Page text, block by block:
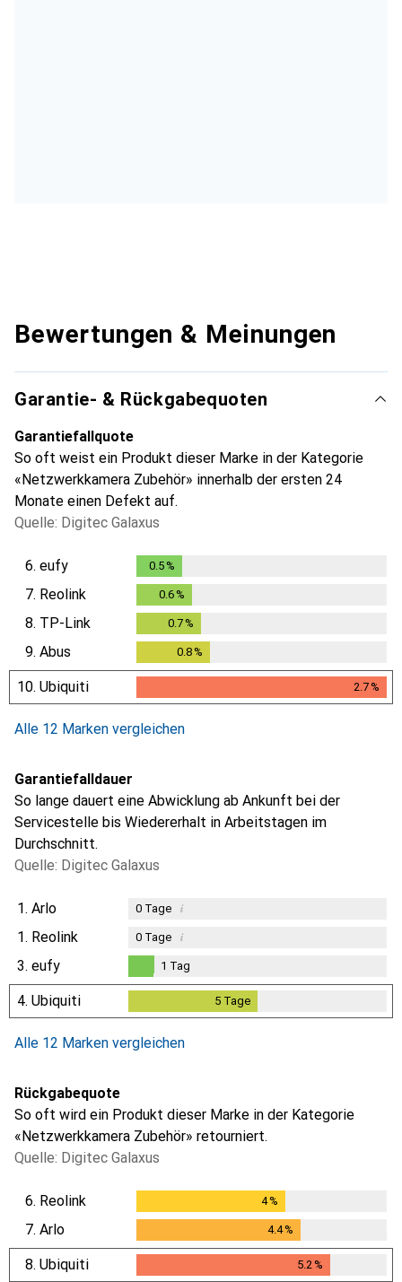
Bewertungen & Meinungen
Garantie- & Rückgabequoten
Garantiefallquote
So oft weist ein Produkt dieser Marke in der Kategorie
«Netzwerkkamera Zubehör» innerhalb der ersten 24
Monate einen Defekt auf.
Quelle: Digitec Galaxus
6. eufy 0.5 %
7. Reolink 0.6%
8. TP-Link 0.7%
9. Abus 0.8 %
10. Ubiquiti 2.7%
2.7%
Alle 12 Marken vergleichen
Garantiefalldauer
So lange dauert eine Abwicklung ab Ankunft bei der
Servicestelle bis Wiedererhalt in Arbeitstagen im
Durchschnitt.
Quelle: Digitec Galaxus
1. Arlo 0Tage i
1. Reolink 0Tage i
3. eufy
1Tag
1 Tag
4. Ubiquiti 5Tage
Alle 12 Marken vergleichen
Rückgabequote
So oft wird ein Produkt dieser Marke in der Kategorie
«Netzwerkkamera Zubehör» retourniert.
Quelle: Digitec Galaxus
6. Reolink 4%
7. Arlo 4.4%
8. Ubiquiti 5.2 %